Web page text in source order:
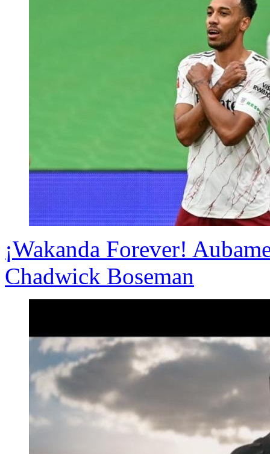
¡Wakanda Forever!
Chadwick Boseman